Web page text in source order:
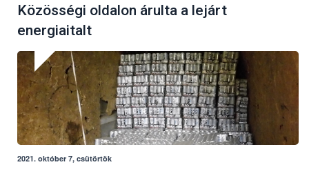
Közösségi oldalon árulta a lejárt
energiaitalt
2021. október 7, csütörtök